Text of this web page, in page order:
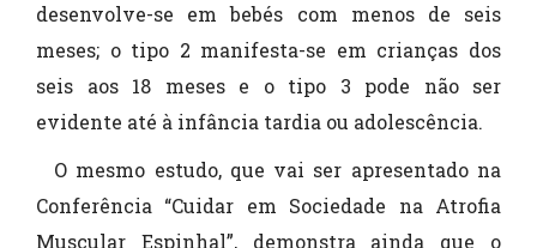
desenvolve-se em bebés com menos de seis
meses; o tipo 2 manifesta-se em crianças dos
seis aos 18 meses e o tipo 3 pode não ser
evidente até à infância tardia ou adolescência.
O mesmo estudo, que vai ser apresentado na
Conferência “Cuidar em Sociedade na Atrofia
Muscular Espinhal”, demonstra ainda que o